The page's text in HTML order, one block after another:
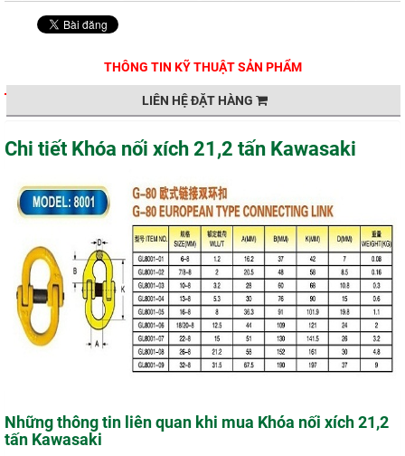
THÔNG TIN KỸ THUẬT SẢN PHẨM
LIÊN HỆ ĐẶT HÀNG
Chi tiết Khóa nối xích 21,2 tấn Kawasaki
Những thông tin liên quan khi mua Khóa nối xích 21,2
tấn Kawasaki